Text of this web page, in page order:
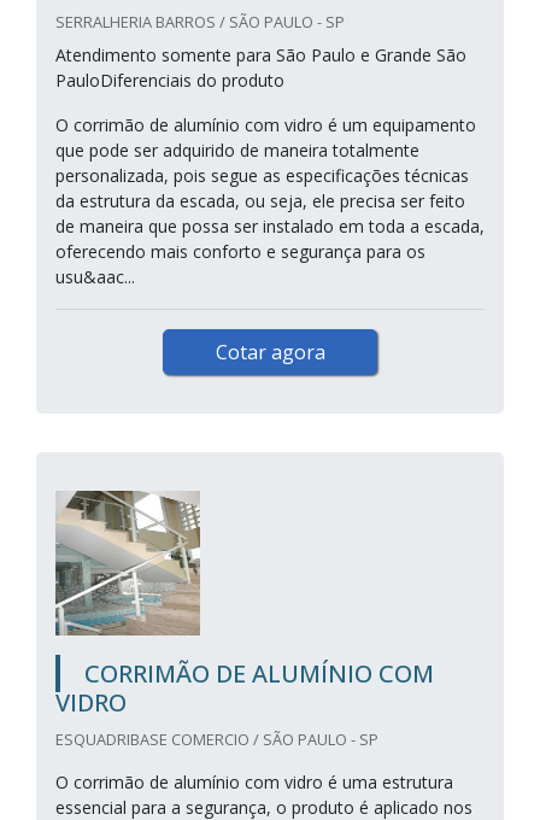
SERRALHERIA BARROS / SÃO PAULO - SP
Atendimento somente para São Paulo e Grande São
PauloDiferenciais do produto
O corrimão de alumínio com vidro é um equipamento
que pode ser adquirido de maneira totalmente
personalizada, pois segue as especificações técnicas
da estrutura da escada, ou seja, ele precisa ser feito
de maneira que possa ser instalado em toda a escada,
oferecendo mais conforto e segurança para os
usu&aac...
Cotar agora
CORRIMÃO DE ALUMÍNIO COM
VIDRO
ESQUADRIBASE COMERCIO / SÃO PAULO - SP
O corrimão de alumínio com vidro é uma estrutura
essencial para a segurança, o produto é aplicado nos